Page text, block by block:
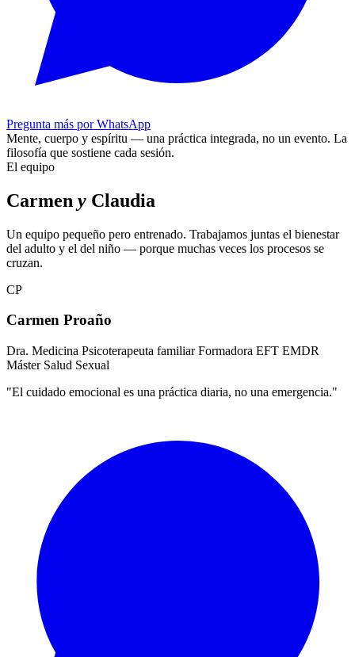
Pregunta más por WhatsApp
Mente, cuerpo y espíritu — una práctica integrada, no un evento. La
filosofía que sostiene cada sesión.
El equipo
Carmen y Claudia
Un equipo pequeño pero entrenado. Trabajamos juntas el bienestar
del adulto y el del niño — porque muchas veces los procesos se
cruzan.
CP
Carmen Proaño
Dra. Medicina Psicoterapeuta familiar Formadora EFT EMDR
Máster Salud Sexual
"El cuidado emocional es una práctica diaria, no una emergencia."